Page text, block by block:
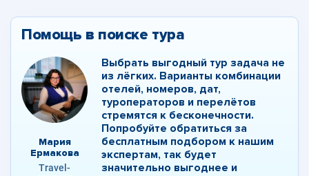
Помощь в поиске тура
Мария
Ермакова
Travel-
Выбрать выгодный тур задача не
из лёгких. Варианты комбинации
отелей, номеров, дат,
туроператоров и перелётов
стремятся к бесконечности.
Попробуйте обратиться за
бесплатным подбором к нашим
экспертам, так будет
значительно выгоднее и